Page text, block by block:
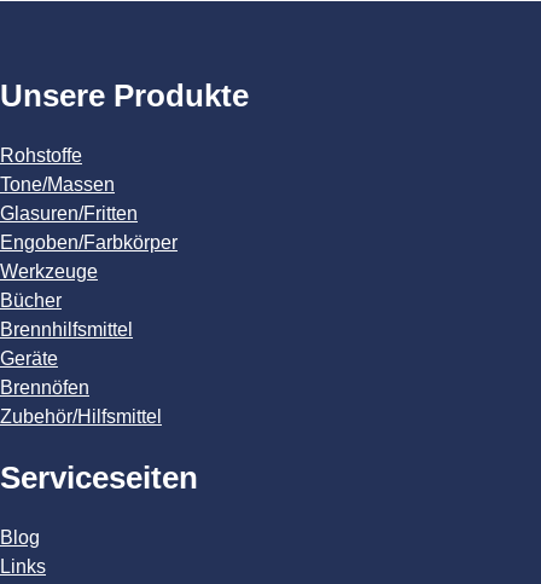
Unsere Produkte
Rohstoffe
Tone/Massen
Glasuren/Fritten
Engoben/Farbkörper
Werkzeuge
Bücher
Brennhilfsmittel
Geräte
Brennöfen
Zubehör/Hilfsmittel
Serviceseiten
Blog
Links